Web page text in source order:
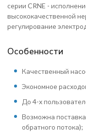
серии CRNE -
высококачественной
регулирование
Особенности
Качественный
Экономное
До 4-х
Возможна
обратного потока);